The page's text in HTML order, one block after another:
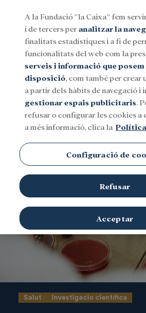
Menu
SocialInvestigació i bequesCultura
Salut Investigacio científica
A la Fundació ”la Caixa” fem
i de tercers per analitzar la
finalitats estadístiques i a fi de
funcionalitats del web com la
serveis i informació que posem
disposició, com també per
a partir dels hàbits de navegació i
gestionar espais publicitaris.
refusar o configurar les cookies a
a més informació, clica la
Configuració de
Refusar
Acceptar